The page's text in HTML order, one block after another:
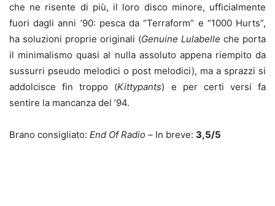
che ne risente di più, il loro disco minore, ufficialmente
fuori dagli anni ’90: pesca da “Terraform” e “1000 Hurts”,
ha soluzioni proprie originali (Genuine Lulabelle che porta
il minimalismo quasi al nulla assoluto appena riempito da
sussurri pseudo melodici o post melodici), ma a sprazzi si
addolcisce fin troppo (Kittypants) e per certi versi fa
sentire la mancanza del ’94.
Brano consigliato: End Of Radio – In breve: 3,5/5